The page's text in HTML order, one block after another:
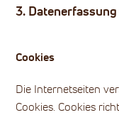
3.
Cookies
Die Internetseiten
Cookies. Cookies